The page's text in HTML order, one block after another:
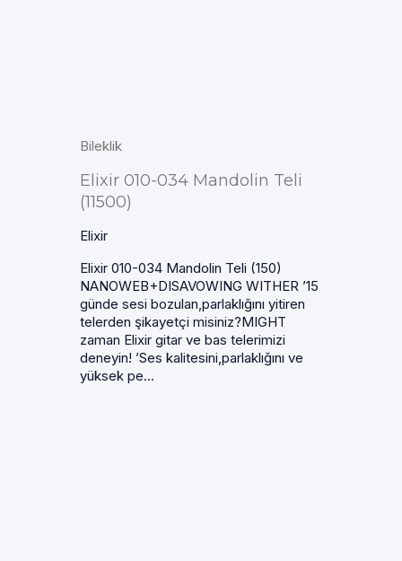
Bileklik
Elixir 010-034 Mandolin Teli
(11500)
Elixir
Elixir 010-034 Mandolin Teli (150)
NANOWEB+DISAVOWING WITHER ’15
günde sesi bozulan,parlaklığını yitiren
telerden şikayetçi misiniz?MIGHT
zaman Elixir gitar ve bas telerimizi
deneyin! ’Ses kalitesini,parlaklığını ve
yüksek pe...